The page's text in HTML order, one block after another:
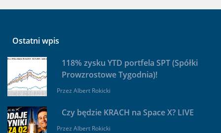
Ostatni wpis
118% zysku YTD portfela SPT (Spółki
Prowzrostowe Tygodnia)!
Przez Albert Rokicki
Czy będzie KRACH na Space X? LIVE
Przez Albert Rokicki